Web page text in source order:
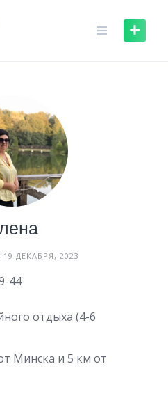
ДЕКАБРЯ, 2023
44
отдыха (4-6
Минска и 5 км от